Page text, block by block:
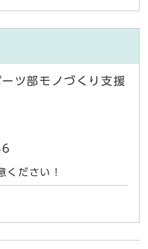
ツ部モノづくり支援
ください！